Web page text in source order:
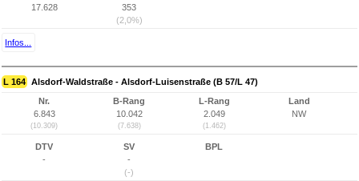
17.628
353
(2,0%)
Infos...
L 164 Alsdorf-Waldstraße - Alsdorf-Luisenstraße (B 57/L 47)
Nr.
6.843
(10.309)
B-Rang
10.042
(7.638)
L-Rang
2.049
(1.462)
Land
NW
DTV
-
SV
-
(-)
BPL